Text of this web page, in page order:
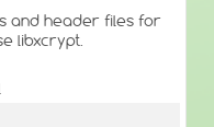
and header files for
libxcrypt.